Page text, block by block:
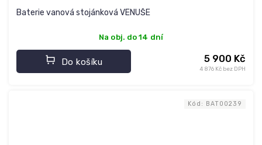
Baterie vanová stojánková VENUŠE
Na obj. do 14 dní
4 876 Kč bez DPH
5 900 Kč
Do košíku
Kód: BAT00239